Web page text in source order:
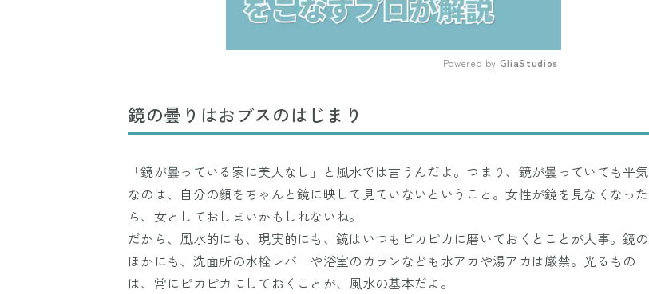
Powered by GliaStudios
鏡の曇りはおブスのはじまり
「鏡が曇っている家に美人なし」と風水では言うんだよ。つまり、鏡が曇っていても平気
なのは、自分の顔をちゃんと鏡に映して見ていないということ。女性が鏡を見なくなった
ら、女としておしまいかもしれないね。
だから、風水的にも、現実的にも、鏡はいつもピカピカに磨いておくとことが大事。鏡の
ほかにも、洗面所の水栓レバーや浴室のカランなども水アカや湯アカは厳禁。光るもの
は、常にピカピカにしておくことが、風水の基本だよ。